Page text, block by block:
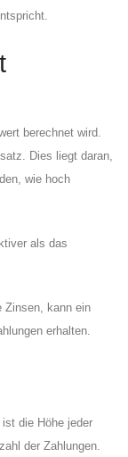
berechnet wird.
Dies liegt daran,
wie hoch
als das
Zinsen, kann ein
erhalten.
die Höhe jeder
der Zahlungen.